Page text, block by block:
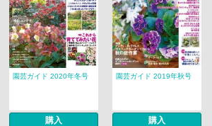
園芸ガイド 2020年冬号
購入
園芸ガイド 2019年秋号
購入